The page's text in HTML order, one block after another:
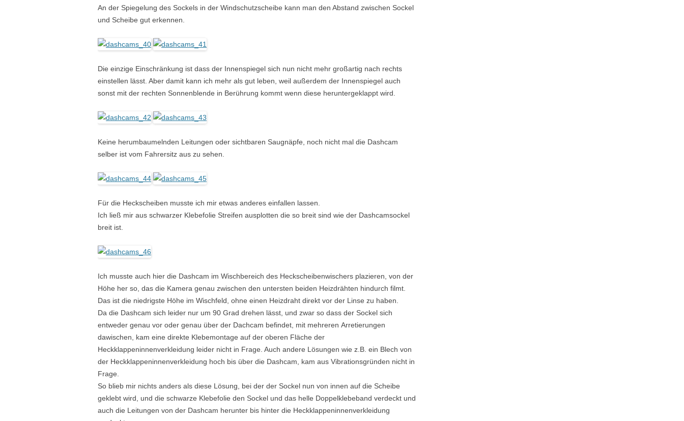
An der Spiegelung des Sockels in der Windschutzscheibe kann man den Abstand zwischen Sockel
und Scheibe gut erkennen.
Die einzige Einschränkung ist dass der Innenspiegel sich nun nicht mehr großartig nach rechts
einstellen lässt. Aber damit kann ich mehr als gut leben, weil außerdem der Innenspiegel auch
sonst mit der rechten Sonnenblende in Berührung kommt wenn diese heruntergeklappt wird.
Keine herumbaumelnden Leitungen oder sichtbaren Saugnäpfe, noch nicht mal die Dashcam
selber ist vom Fahrersitz aus zu sehen.
Für die Heckscheiben musste ich mir etwas anderes einfallen lassen.
Ich ließ mir aus schwarzer Klebefolie Streifen ausplotten die so breit sind wie der Dashcamsockel
breit ist.
Ich musste auch hier die Dashcam im Wischbereich des Heckscheibenwischers plazieren, von der
Höhe her so, das die Kamera genau zwischen den untersten beiden Heizdrähten hindurch filmt.
Das ist die niedrigste Höhe im Wischfeld, ohne einen Heizdraht direkt vor der Linse zu haben.
Da die Dashcam sich leider nur um 90 Grad drehen lässt, und zwar so dass der Sockel sich
entweder genau vor oder genau über der Dachcam befindet, mit mehreren Arretierungen
dawischen, kam eine direkte Klebemontage auf der oberen Fläche der
Heckklappeninnenverkleidung leider nicht in Frage. Auch andere Lösungen wie z.B. ein Blech von
der Heckklappeninnenverkleidung hoch bis über die Dashcam, kam aus Vibrationsgründen nicht in
Frage.
So blieb mir nichts anders als diese Lösung, bei der der Sockel nun von innen auf die Scheibe
geklebt wird, und die schwarze Klebefolie den Sockel und das helle Doppelklebeband verdeckt und
auch die Leitungen von der Dashcam herunter bis hinter die Heckklappeninnenverkleidung